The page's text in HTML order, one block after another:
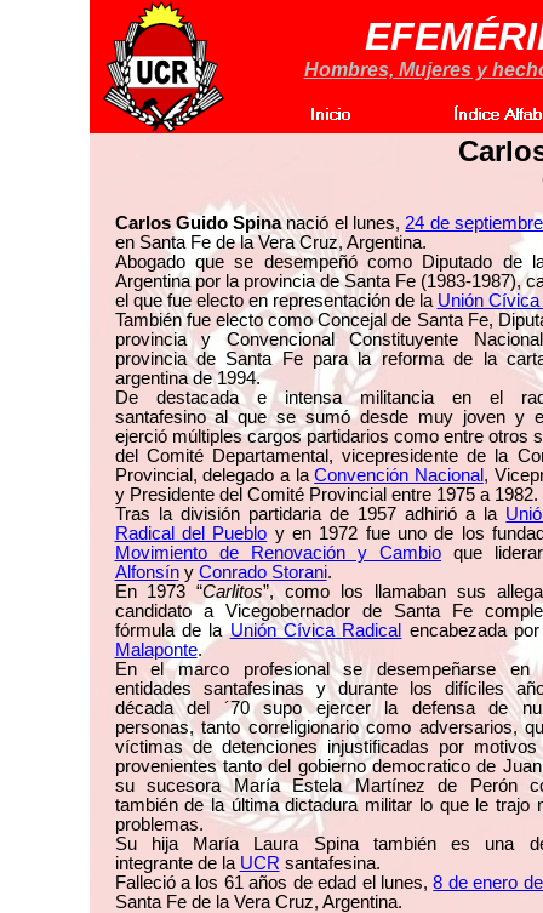
Hombres, Mujeres y
Carlos Guido Spinanació el lunes, 24 de
en Santa Fe de la Vera Cruz, Argentina.
Abogado que se desempeñó como Diputado de
Argentina por la provincia de Santa Fe (1983-1987),
el que fue electo en representación de la Unión Cívica
También fue electo como Concejal de Santa Fe,
provincia y Convencional Constituyente
provincia de Santa Fe para la reforma de la
argentina de 1994.
De destacada e intensa militancia en el
santafesino al que se sumó desde muy joven y
ejerció múltiples cargos partidarios como entre otros
del Comité Departamental, vicepresidente de la
Provincial, delegado a laConvención Nacional ,
y Presidente del Comité Provincial entre 1975 a 1982.
Tras la división partidaria de 1957 adhirió a la
Radical del Pueblo y en 1972 fue uno de los
Movimiento de Renovación y Cambio que
Alfonsíny Conrado Storani.
En 1973 “Carlitos”, como los llamaban sus
candidato a Vicegobernador de Santa Fe
fórmula de laUnión Cívica Radical
encabezada
Malaponte.
En el marco profesional se desempeñarse en
entidades santafesinas y durante los difíciles
década del ´70 supo ejercer la defensa de
personas, tanto correligionario como adversarios,
víctimas de detenciones injustificadas por motivos
provenientes tanto del gobierno democratico de
su sucesora María Estela Martínez de Perón
también de la última dictadura militar lo que le trajo
problemas.
Su hija María Laura Spina también es una
integrante de la UCR santafesina.
Falleció a los 61 años de edad el lunes,8 de enero
Santa Fe de la Vera Cruz, Argentina.